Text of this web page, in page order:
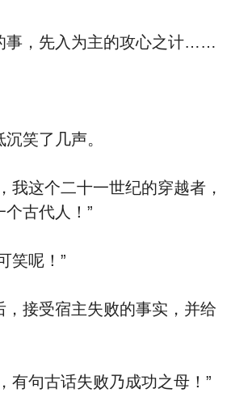
事，先入为主的攻心之计……
笑了几声。
我这个二十一世纪的穿越者，
古代人！”
笑呢！”
，接受宿主失败的事实，并给
有句古话失败乃成功之母！”